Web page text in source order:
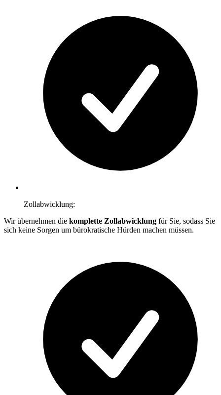
Zollabwicklung:
Wir übernehmen die komplette Zollabwicklung für Sie, sodass Sie
sich keine Sorgen um bürokratische Hürden machen müssen.